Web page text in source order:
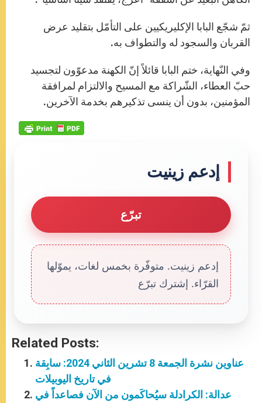
ثمّ شجّع البابا الإكليريكيين على التأمّل بتقليد عرض
القربان والسجود له والتطواف به.
وفي النّهاية، ختم البابا قائلاً إنّ الكهنة مدعوّون لتجسيد
حبّ العطاء، الشّراكة مع المسيح والالتزام لمرافقة
المؤمنين، بدون أن ينسى تذكيرهم بخدمة الآخرين.
إدعم زينيت
تبرّع
إدعم زينيت. متوفّرة بخمس لغات، يموّلها
القرّاء. إشترك تبرّع
Related Posts:
عناوين نشرة الجمعة 8 تشرين الثاني 2024: سابِقة
في تاريخ اليوبيلات
عدالة: الكرادلة سيُحاكَمون من الآن فصاعداً في